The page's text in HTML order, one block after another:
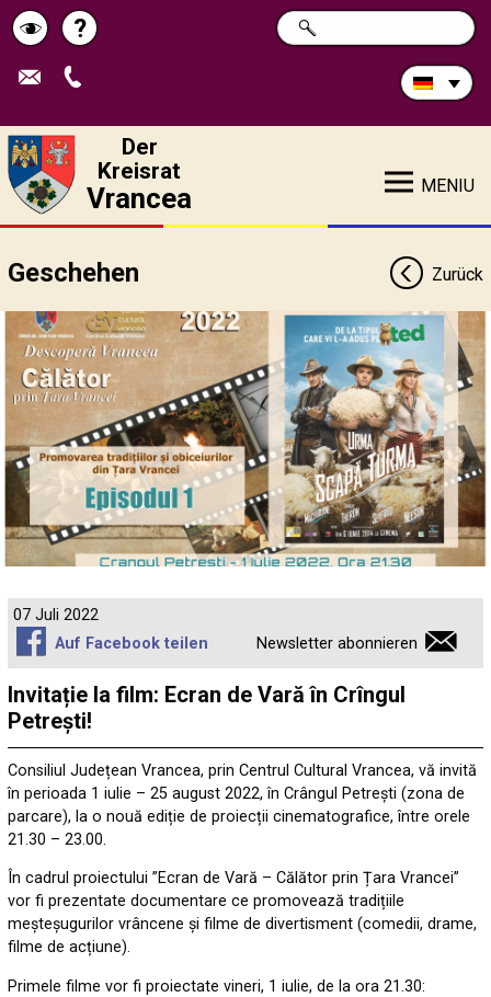
Schimbă
contrastul
Pagina
de
?
Durchsuchen
Sie
SUCHE
Der
Kreisrat
Vrancea MENIU
Geschehen Zurück
07 Juli 2022
Auf Facebook teilen
Newsletter abonnieren
Invitație la film: Ecran de Vară în Crîngul
Petrești!
Consiliul Județean Vrancea, prin Centrul Cultural Vrancea, vă invită
în perioada 1 iulie – 25 august 2022, în Crângul Petrești (zona de
parcare), la o nouă ediție de proiecții cinematografice, între orele
21.30 – 23.00.
În cadrul proiectului ”Ecran de Vară – Călător prin Țara Vrancei”
vor fi prezentate documentare ce promovează tradițiile
meșteșugurilor vrâncene și filme de divertisment (comedii, drame,
filme de acțiune).
Primele filme vor fi proiectate vineri, 1 iulie, de la ora 21.30: